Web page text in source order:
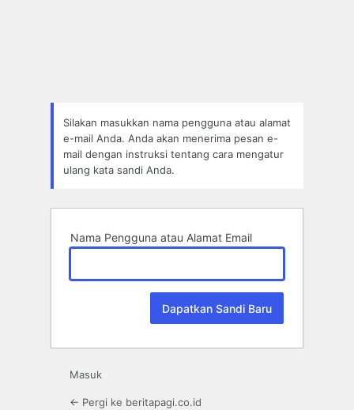
Silakan masukkan nama pengguna atau alamat
e-mail Anda. Anda akan menerima pesan e-
mail dengan instruksi tentang cara mengatur
ulang kata sandi Anda.
Nama Pengguna atau Alamat Email
Masuk
← Pergi ke beritapagi.co.id